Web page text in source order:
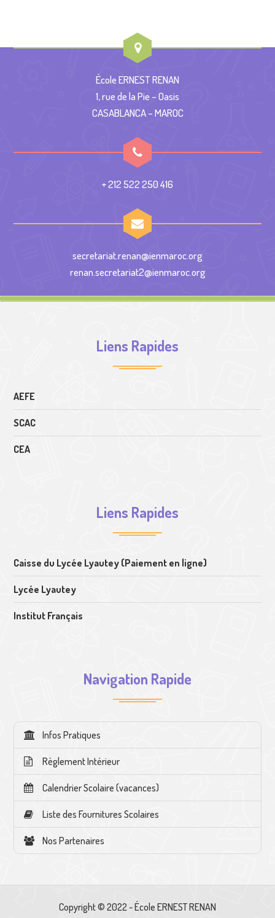
École ERNEST RENAN
1, rue de la Pie – Oasis
CASABLANCA – MAROC
+ 212 522 250 416
secretariat.renan@ienmaroc.org
renan.secretariat2@ienmaroc.org
Liens Rapides
AEFE
SCAC
CEA
Liens Rapides
Caisse du Lycée Lyautey (Paiement en ligne)
Lycée Lyautey
Institut Français
Navigation Rapide
Infos Pratiques
Règlement Intérieur
Calendrier Scolaire (vacances)
Liste des Fournitures Scolaires
Nos Partenaires
Copyright © 2022 - École ERNEST RENAN